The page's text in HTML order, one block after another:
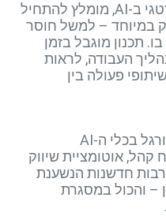
אם תבחר לפנות לייעוץ אסטרטגי ב-AI, מומלץ להתחיל
במיוחד – למשל חוסר
תכנון מוגבל בזמן
העבודה, לראות
פעולה בין
בשלב הבא, כשהצוות כבר מתורגל בכלי ה-AI
קהל, אוטומציית שיווק
חדשנות הנשענת
– והכול במסגרת